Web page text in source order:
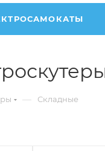
— Складные